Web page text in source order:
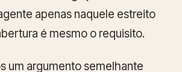
apenas naquele estreito
é mesmo o requisito.
um argumento semelhante